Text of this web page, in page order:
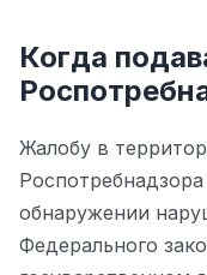
Когда
Жалобу в
обнаружении
Федерального